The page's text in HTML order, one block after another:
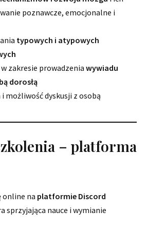
poznawcze, emocjonalne i
typowych i atypowych
zakresie prowadzenia wywiadu
dorosłą
możliwość dyskusji z osobą
– platforma
online na platformie Discord
sprzyjająca nauce i wymianie